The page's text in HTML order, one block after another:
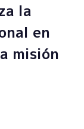
la
en
misión